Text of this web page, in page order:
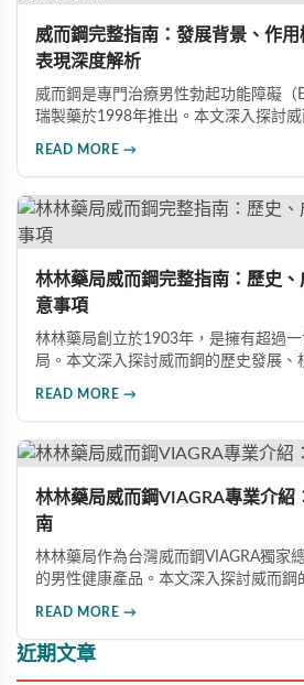
威而鋼完整指南：發展背景、作
表現深度解析
威而鋼是專門治療男性勃起功能障礙（
瑞製藥於1998年推出。本文深入探討
READ MORE →
林林藥局威而鋼完整指南：歷史
意事項
林林藥局創立於1903年，是擁有超過
局。本文深入探討威而鋼的歷史發展、
READ MORE →
林林藥局威而鋼VIAGRA專業介紹
南
林林藥局作為台灣威而鋼VIAGRA獨家
的男性健康產品。本文深入探討威而鋼
擇。
READ MORE →
近期文章